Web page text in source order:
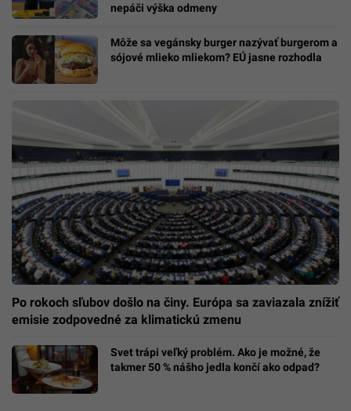
nepáči výška odmeny
Môže sa vegánsky burger nazývať burgerom a
sójové mlieko mliekom? EÚ jasne rozhodla
Po rokoch sľubov došlo na činy. Európa sa zaviazala znížiť
emisie zodpovedné za klimatickú zmenu
Svet trápi veľký problém. Ako je možné, že
takmer 50 % nášho jedla končí ako odpad?